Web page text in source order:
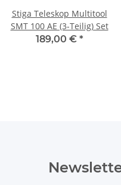
Stiga Teleskop Multitool
SMT 100 AE (3-Teilig) Set
189,00 € *